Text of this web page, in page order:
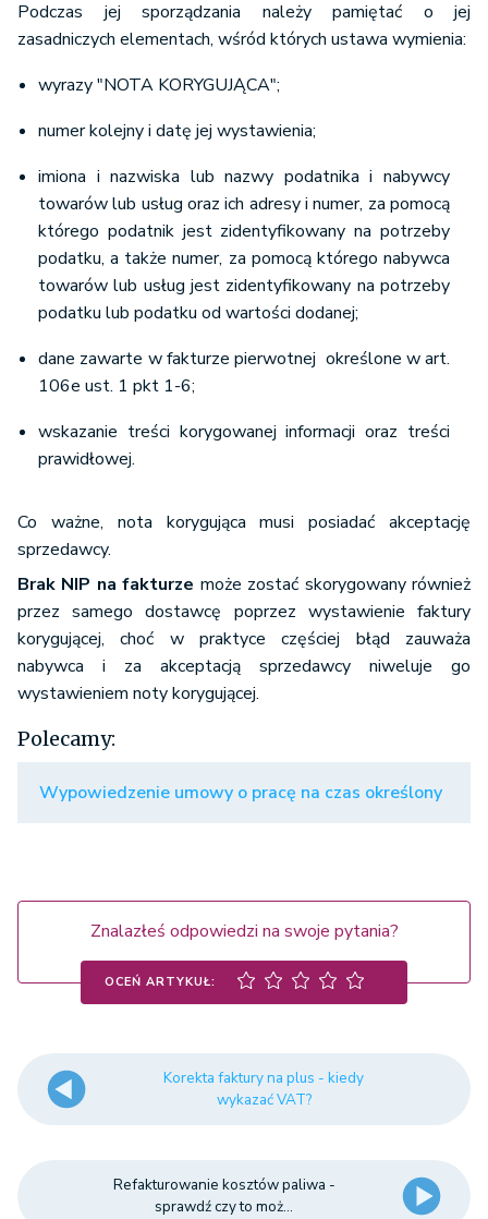
Podczas jej sporządzania należy pamiętać o jej
zasadniczych elementach, wśród których ustawa wymienia:
wyrazy "NOTA KORYGUJĄCA";
numer kolejny i datę jej wystawienia;
imiona i nazwiska lub nazwy podatnika i nabywcy
towarów lub usług oraz ich adresy i numer, za pomocą
którego podatnik jest zidentyfikowany na potrzeby
podatku, a także numer, za pomocą którego nabywca
towarów lub usług jest zidentyfikowany na potrzeby
podatku lub podatku od wartości dodanej;
dane zawarte w fakturze pierwotnej określone w art.
106e ust. 1 pkt 1-6;
wskazanie treści korygowanej informacji oraz treści
prawidłowej.
Co ważne, nota korygująca musi posiadać akceptację
sprzedawcy.
Brak NIP na fakturze może zostać skorygowany również
przez samego dostawcę poprzez wystawienie faktury
korygującej, choć w praktyce częściej błąd zauważa
nabywca i za akceptacją sprzedawcy niweluje go
wystawieniem noty korygującej.
Polecamy:
Wypowiedzenie umowy o pracę na czas określony
Znalazłeś odpowiedzi na swoje pytania?
OCEŃ ARTYKUŁ:
Korekta faktury na plus - kiedy
wykazać VAT?
Refakturowanie kosztów paliwa -
sprawdź czy to moż...